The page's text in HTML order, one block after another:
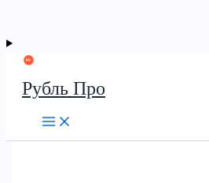
Рубль Про